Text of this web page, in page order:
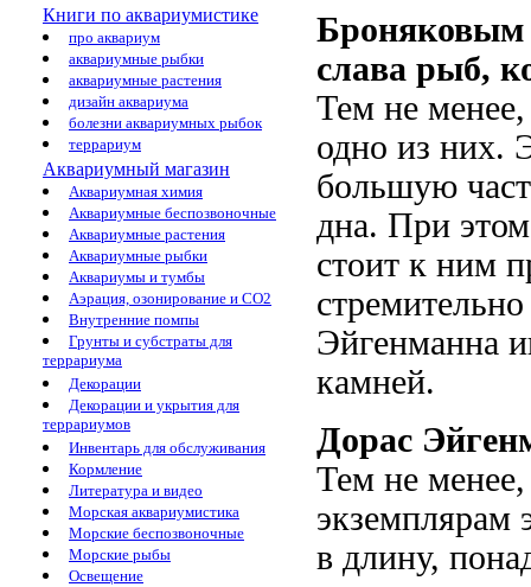
Книги по аквариумистике
про аквариум
аквариумные рыбки
аквариумные растения
дизайн аквариума
болезни аквариумных рыбок
террариум
Аквариумный магазин
Аквариумная химия
Аквариумные беспозвоночные
Аквариумные растения
Аквариумные рыбки
Аквариумы и тумбы
Аэрация, озонирование и CO2
Внутренние помпы
Грунты и субстраты для
террариума
Декорации
Декорации и укрытия для
террариумов
Инвентарь для обслуживания
Кормление
Литература и видео
Морская аквариумистика
Морские беспозвоночные
Морские рыбы
Освещение
Броняковым
слава рыб,
Тем не
одно из них.
большую
дна. При
стоит к ним
Эйгенманна
камней.
Дорас
Тем не
экземплярам
в длину,